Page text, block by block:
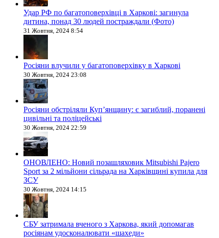
Удар РФ по багатоповерхівці в Харкові: загинула
дитина, понад 30 людей постраждали (Фото)
31 Жовтня, 2024 8:54
Росіяни влучили у багатоповерхівку в Харкові
30 Жовтня, 2024 23:08
Росіяни обстріляли Купʼянщину: є загиблий, поранені
цивільні та поліцейські
30 Жовтня, 2024 22:59
ОНОВЛЕНО: Новий позашляховик Mitsubishi Pajero
Sport за 2 мільйони сільрада на Харківщині купила для
ЗСУ
30 Жовтня, 2024 14:15
СБУ затримала вченого з Харкова, який допомагав
росіянам удосконалювати «шахеди»